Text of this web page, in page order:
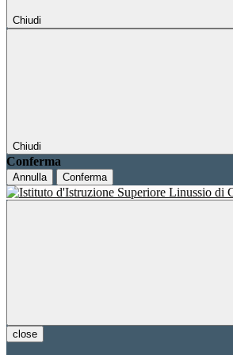
Chiudi
Chiudi
Conferma
Annulla Conferma
close